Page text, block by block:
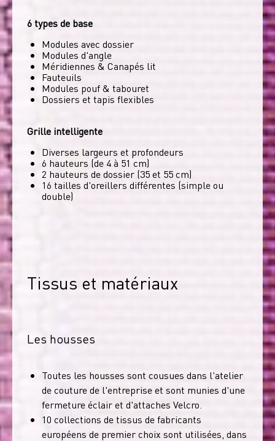
6 types de base
Modules avec dossier
Modules d'angle
Méridiennes & Canapés lit
Fauteuils
Modules pouf & tabouret
Dossiers et tapis flexibles
Grille intelligente
Diverses largeurs et profondeurs
6 hauteurs (de 4 à 51 cm)
2 hauteurs de dossier (35 et 55 cm)
16 tailles d'oreillers différentes (simple ou
double)
Tissus et matériaux
Les housses
Toutes les housses sont cousues dans l'atelier
de couture de l'entreprise et sont munies d'une
fermeture éclair et d'attaches Velcro.
10 collections de tissus de fabricants
européens de premier choix sont utilisées, dans